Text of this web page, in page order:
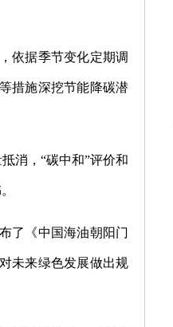
依据季节变化定期调
措施深挖节能降碳潜
消，“碳中和”评价和
了《中国海油朝阳门
未来绿色发展做出规